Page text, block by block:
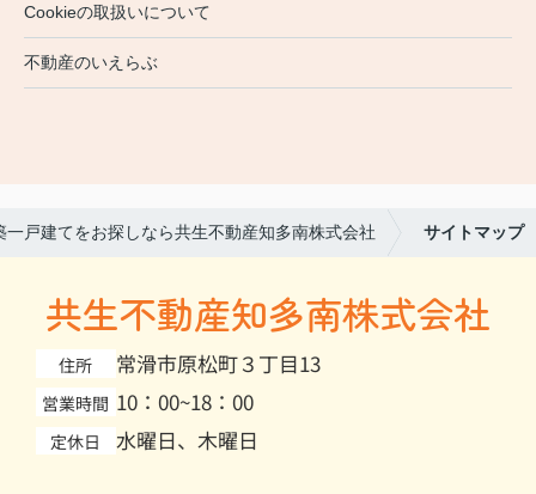
Cookieの取扱いについて
不動産のいえらぶ
一戸建てをお探しなら共生不動産知多南株式会社 サイトマップ
共生不動産知多南株式会社
住所 常滑市原松町３丁目13
営業時間 10：00~18：00
定休日 水曜日、木曜日